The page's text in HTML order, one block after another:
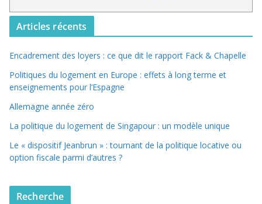
Articles récents
Encadrement des loyers : ce que dit le rapport Fack & Chapelle
Politiques du logement en Europe : effets à long terme et
enseignements pour l’Espagne
Allemagne année zéro
La politique du logement de Singapour : un modèle unique
Le « dispositif Jeanbrun » : tournant de la politique locative ou
option fiscale parmi d’autres ?
Recherche